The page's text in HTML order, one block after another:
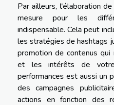
Par ailleurs, l'élaboration
mesure pour les
indispensable. Cela peut
les stratégies de hashtags
promotion de contenus
et les intérêts de votre
performances est aussi un
des campagnes
actions en fonction des